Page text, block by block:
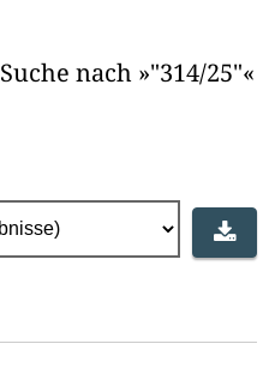
nach »"314/25"«